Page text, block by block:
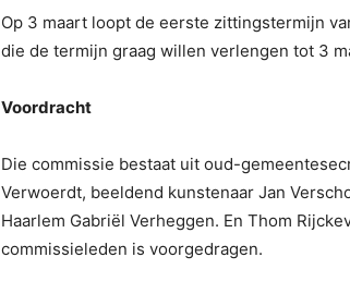
Op 3 maart loopt de eerste zittingstermijn
die de termijn graag willen verlengen tot 3
Voordracht
Die commissie bestaat uit oud-
Verwoerdt, beeldend kunstenaar Jan
Haarlem Gabriël Verheggen. En Thom
commissieleden is voorgedragen.